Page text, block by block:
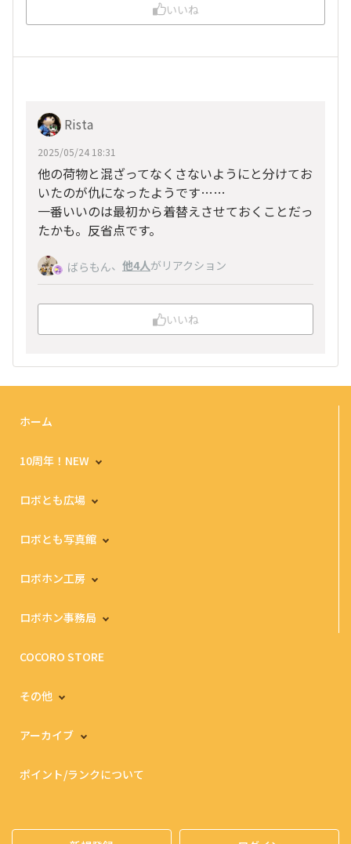
いいね
Rista
2025/05/24 18:31
他の荷物と混ざってなくさないようにと分けてお
いたのが仇になったようです……
一番いいのは最初から着替えさせておくことだっ
たかも。反省点です。
ばらもん、 他4人がリアクション
いいね
ホーム
10周年！NEW
ロボとも広場
ロボとも写真館
ロボホン工房
ロボホン事務局
COCORO STORE
その他
アーカイブ
ポイント/ランクについて